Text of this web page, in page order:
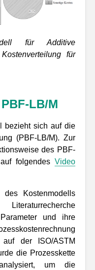
für Additive
für
LB/M
bezieht sich auf die
(PBF-LB/M). Zur
des PBF-
folgendes Video
Kostenmodells
und ihre
der ISO/ASTM
die Prozesskette
um die